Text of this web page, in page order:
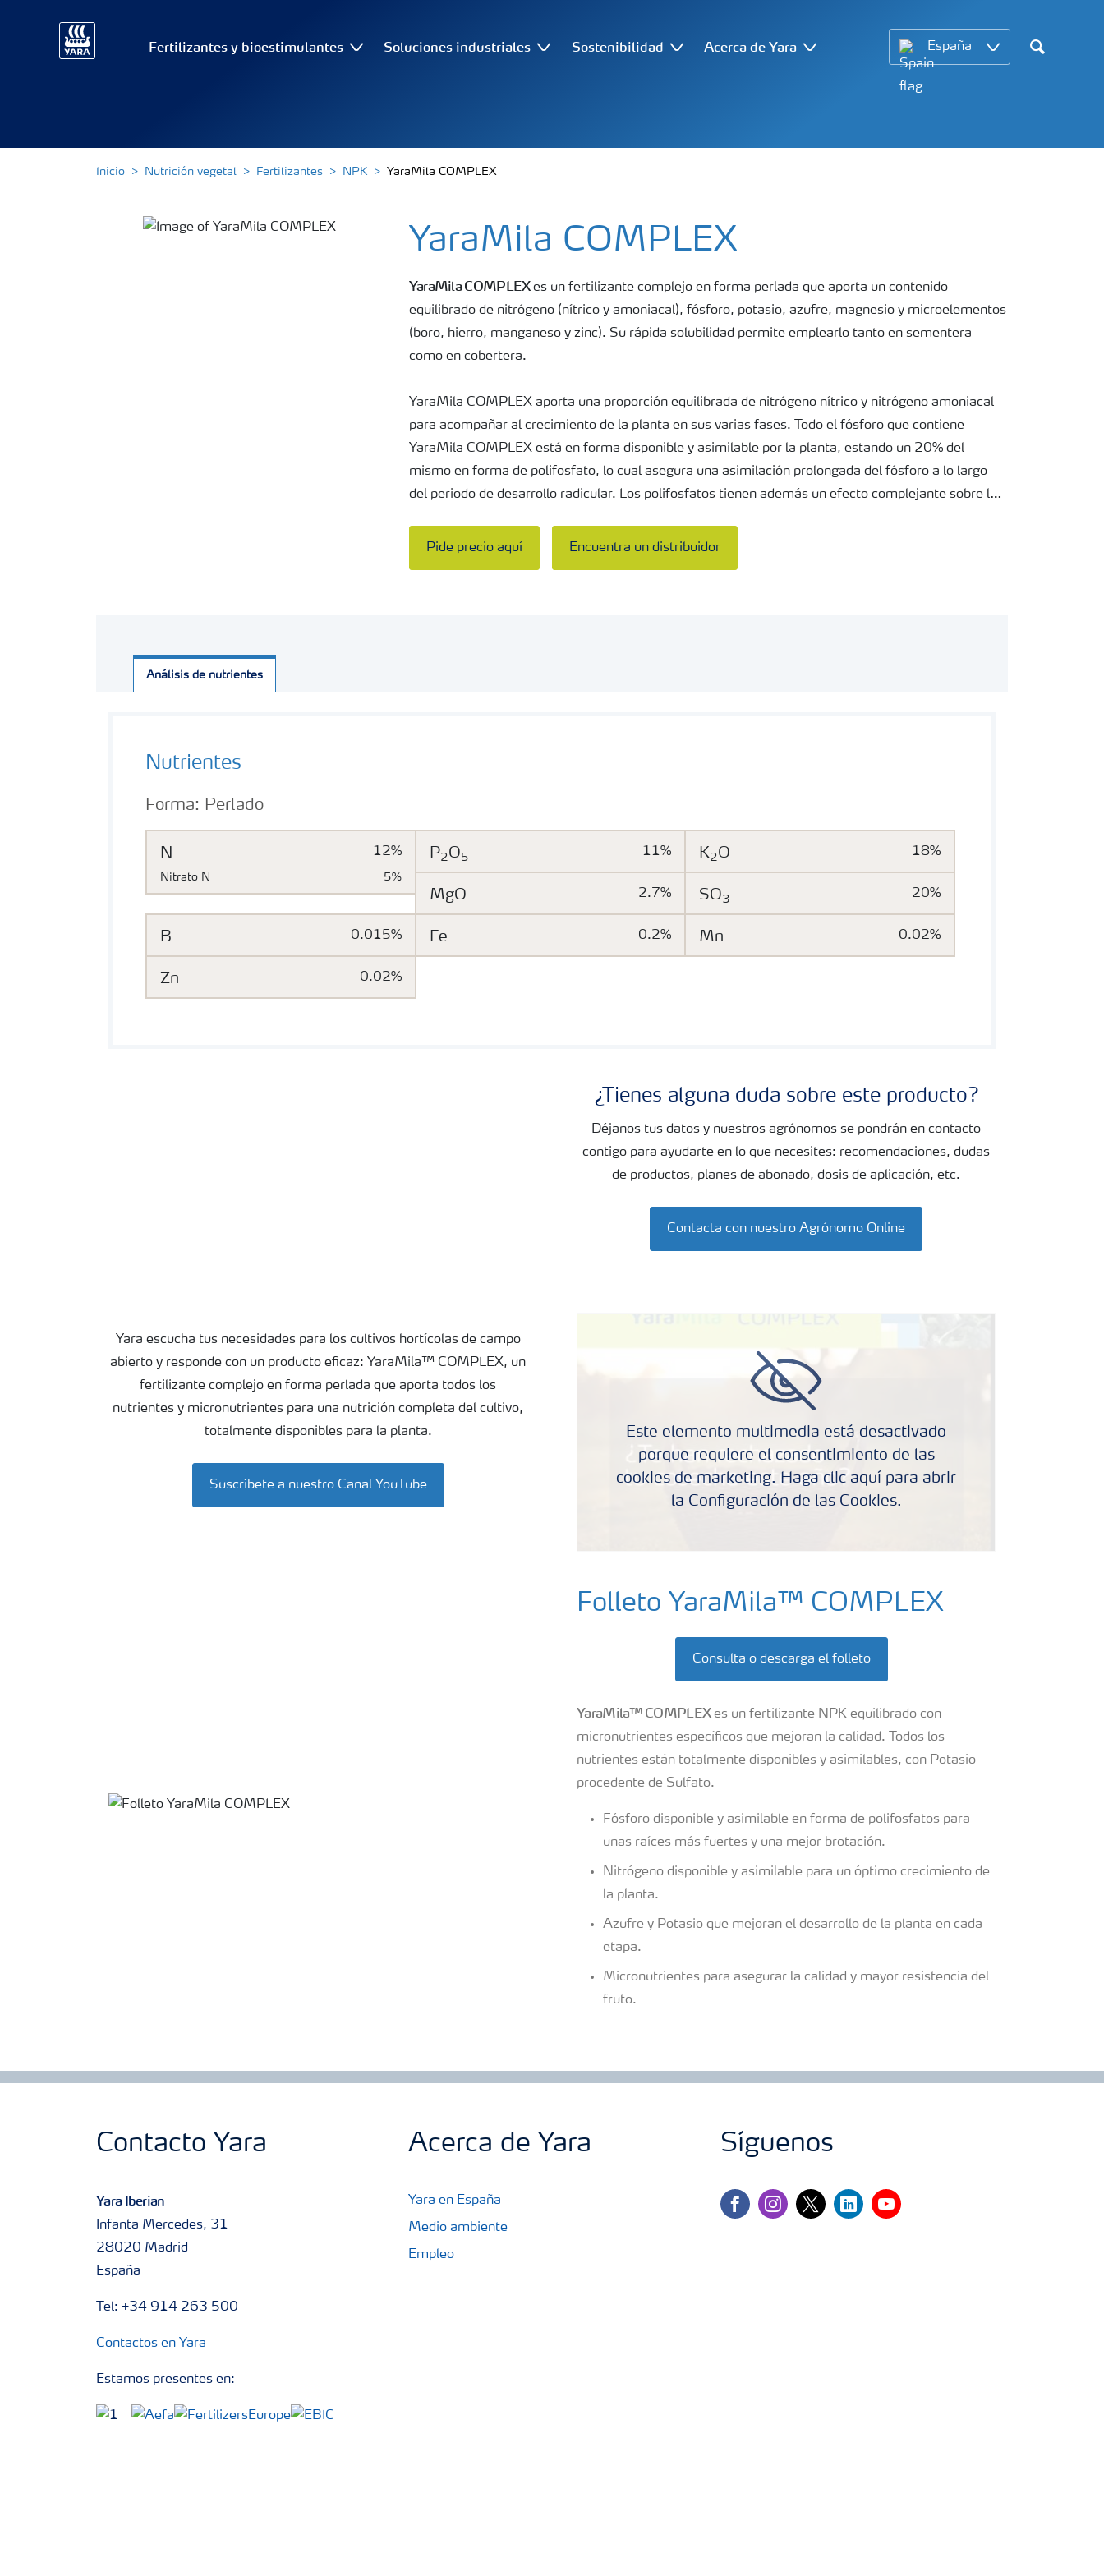
Fertilizantes y bioestimulantes Soluciones industriales Sostenibilidad Acerca de Yara España
Search
Inicio Nutrición vegetal Fertilizantes NPK YaraMila COMPLEX
YaraMila COMPLEX
YaraMila COMPLEXes un fertilizante complejo en forma perlada que aporta un contenido
equilibrado de nitrógeno (nítrico y amoniacal), fósforo, potasio, azufre, magnesio y microelementos
(boro, hierro, manganeso y zinc). Su rápida solubilidad permite emplearlo tanto en sementera
como en cobertera.
YaraMila COMPLEX aporta una proporción equilibrada de nitrógeno nítrico y nitrógeno amoniacal
para acompañar al crecimiento de la planta en sus varias fases. Todo el fósforo que contiene
YaraMila COMPLEX está en forma disponible y asimilable por la planta, estando un 20% del
mismo en forma de polifosfato, lo cual asegura una asimilación prolongada del fósforo a lo largo
del periodo de desarrollo radicular. Los polifosfatos tienen además un efecto complejante sobre los
Pide precio aquí Encuentra un distribuidor
Análisis de nutrientes
Nutrientes
N 12%
Nitrato N 5%
P2 O5 11% K2 O 18%
MgO 2.7% SO3 20%
B 0.015% Fe 0.2% Mn 0.02%
Zn 0.02%
Forma: Perlado
¿Tienes alguna duda sobre este producto?
Déjanos tus datos y nuestros agrónomos se pondrán en contacto
contigo para ayudarte en lo que necesites: recomendaciones, dudas
de productos, planes de abonado, dosis de aplicación, etc.
Contacta con nuestro Agrónomo Online
Este elemento multimedia está desactivado
porque requiere el consentimiento de las
cookies de marketing. Haga clic aquí para abrir
la Configuración de las Cookies.
Yara escucha tus necesidades para los cultivos hortícolas de campo
abierto y responde con un producto eficaz: YaraMila™ COMPLEX, un
fertilizante complejo en forma perlada que aporta todos los
nutrientes y micronutrientes para una nutrición completa del cultivo,
totalmente disponibles para la planta.
Suscríbete a nuestro Canal YouTube
Folleto YaraMila™ COMPLEX
Consulta o descarga el folleto
YaraMila™ COMPLEXes un fertilizante NPK equilibrado con
micronutrientes específicos que mejoran la calidad. Todos los
nutrientes están totalmente disponibles y asimilables, con Potasio
procedente de Sulfato.
Fósforo disponible y asimilable en forma de polifosfatos para
unas raíces más fuertes y una mejor brotación.
Nitrógeno disponible y asimilable para un óptimo crecimiento de
la planta.
Azufre y Potasio que mejoran el desarrollo de la planta en cada
etapa.
Micronutrientes para asegurar la calidad y mayor resistencia del
fruto.
Contacto Yara
Yara Iberian
Infanta Mercedes, 31
28020 Madrid
España
Tel: +34 914 263 500
Contactos en Yara
Estamos presentes en:
Acerca de Yara
Yara en España
Medio ambiente
Empleo
Síguenos
facebookinstagram
twitterlinkedinyoutube